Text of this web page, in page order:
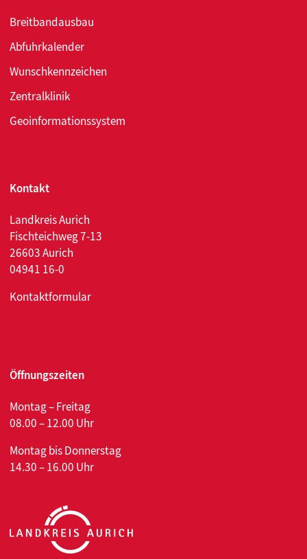
Breitbandausbau
Abfuhrkalender
Wunschkennzeichen
Zentralklinik
Geoinformationssystem
Kontakt
Landkreis Aurich
Fischteichweg 7-13
26603 Aurich
04941 16-0
Kontaktformular
Öffnungszeiten
Montag – Freitag
08.00 – 12.00 Uhr
Montag bis Donnerstag
14.30 – 16.00 Uhr